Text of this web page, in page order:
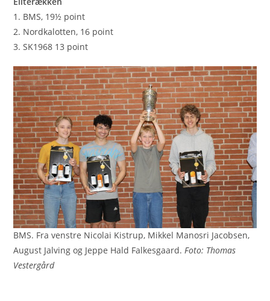
1. BMS, 19½ point
2. Nordkalotten, 16 point
3. SK1968 13 point
BMS. Fra venstre Nicolai Kistrup, Mikkel Manosri Jacobsen,
August Jalving og Jeppe Hald Falkesgaard.Foto: Thomas
Vestergård